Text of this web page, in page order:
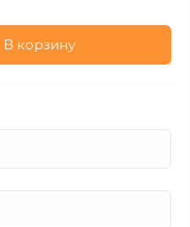
В корзину